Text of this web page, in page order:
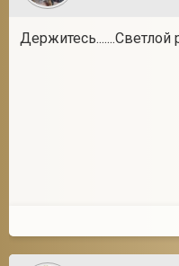
Держитесь.......Светлой